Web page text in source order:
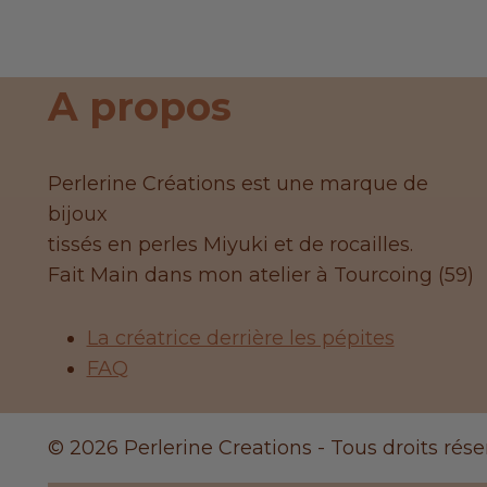
A propos
Perlerine Créations est une marque de
bijoux
tissés en perles Miyuki et de rocailles.
Fait Main dans mon atelier à Tourcoing (59)
La créatrice derrière les pépites
FAQ
© 2026 Perlerine Creations - Tous droits